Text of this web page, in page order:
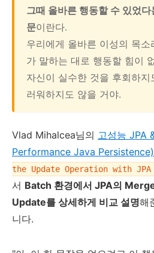
그때 올바른 행동할 수 있었
문이란다.
우리에게 올바른 이성의 목소
가 말하는 대로 행동할 힘이
자신이 실수한 것을 후회하
러워하지도 않을 거야.
Vlad Mihalcea님의 고성능 JPA
Performance Java Persistence)
the Update Operation with
서 Batch 환경에서 JPA의
Update를 상세하게 비교 설명해
니다.